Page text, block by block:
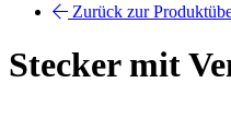
Zurück zur
Stecker mit